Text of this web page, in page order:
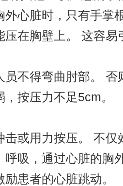
心脏时，只有手掌
压在胸壁上。 这容
不得弯曲肘部。 否
按压力不足5cm。
或用力按压。 不仅
呼吸，通过心脏的胸
患者的心脏跳动。